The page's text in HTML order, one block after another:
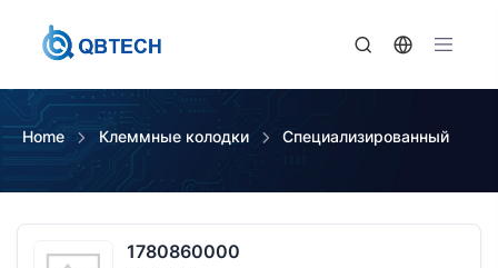
Home Клеммные колодки Специализированный
1780860000